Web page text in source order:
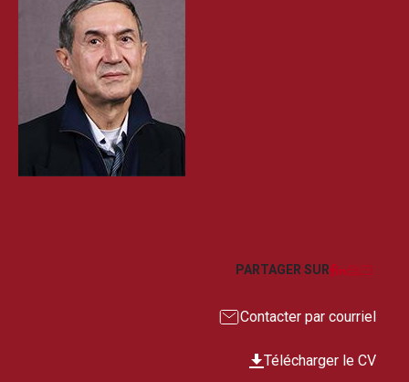
PARTAGER SUR Facebook
LinkedIn
Contacter par courriel
Télécharger le CV